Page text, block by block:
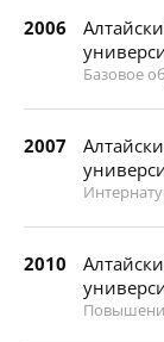
2006
Базовое
2007
2010